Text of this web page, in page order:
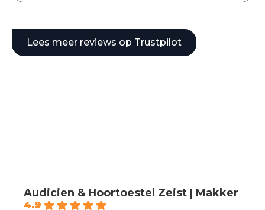
Lees meer reviews op Trustpilot
Audicien & Hoortoestel Zeist | Makker
4.9